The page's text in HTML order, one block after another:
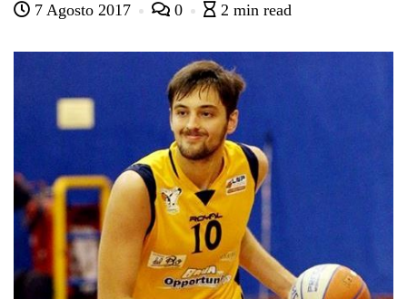
bo
ok
tte
r
ts
A
gr
a
m
ed
In
di
vi
di
7 Agosto 2017 0 2 min read